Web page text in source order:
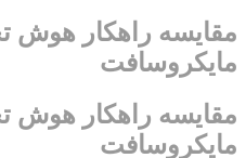
مقایسه راهکار هوش
مایکروسافت
مقایسه راهکار هوش
مایکروسافت